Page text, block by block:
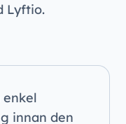
Lyftio.
innan den